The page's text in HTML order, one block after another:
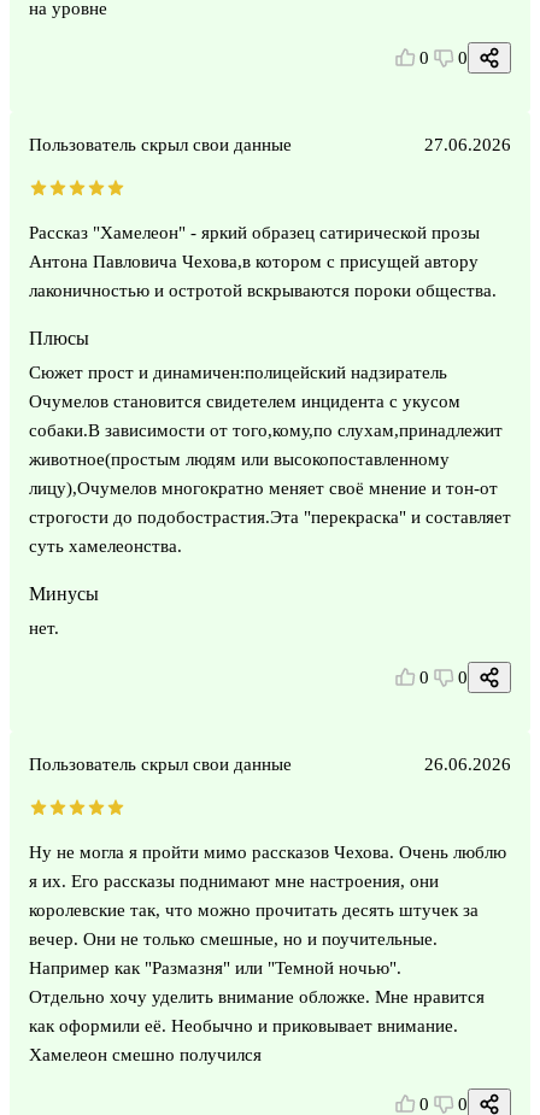
на уровне
0 0
Пользователь скрыл свои данные 27.06.2026
Рассказ "Хамелеон" - яркий образец сатирической прозы
Антона Павловича Чехова,в котором с присущей автору
лаконичностью и остротой вскрываются пороки общества.
Плюсы
Сюжет прост и динамичен:полицейский надзиратель
Очумелов становится свидетелем инцидента с укусом
собаки.В зависимости от того,кому,по слухам,принадлежит
животное(простым людям или высокопоставленному
лицу),Очумелов многократно меняет своё мнение и тон-от
строгости до подобострастия.Эта "перекраска" и составляет
суть хамелеонства.
Минусы
нет.
0 0
Пользователь скрыл свои данные 26.06.2026
Ну не могла я пройти мимо рассказов Чехова. Очень люблю
я их. Его рассказы поднимают мне настроения, они
королевские так, что можно прочитать десять штучек за
вечер. Они не только смешные, но и поучительные.
Например как "Размазня" или "Темной ночью".
Отдельно хочу уделить внимание обложке. Мне нравится
как оформили её. Необычно и приковывает внимание.
Хамелеон смешно получился
0 0